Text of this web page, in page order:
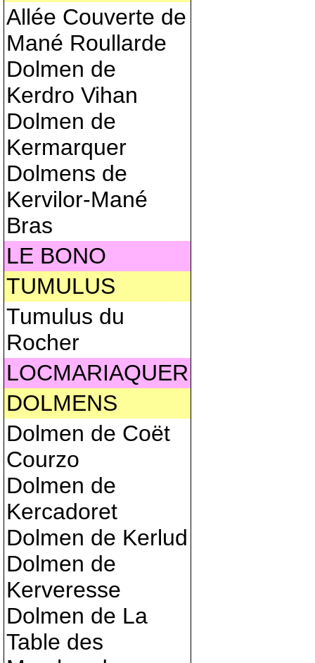
Allée Couverte de
Mané Roullarde
Dolmen de
Kerdro Vihan
Dolmen de
Kermarquer
Dolmens de
Kervilor-Mané
Bras
LE BONO
TUMULUS
Tumulus du
Rocher
LOCMARIAQUER
DOLMENS
Dolmen de Coët
Courzo
Dolmen de
Kercadoret
Dolmen de Kerlud
Dolmen de
Kerveresse
Dolmen de La
Table des